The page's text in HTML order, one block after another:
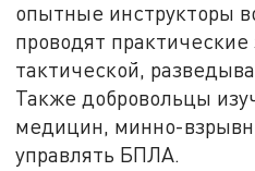
опытные инструкторы
проводят практические
тактической,
Также добровольцы
медицин, минно-
управлять БПЛА.